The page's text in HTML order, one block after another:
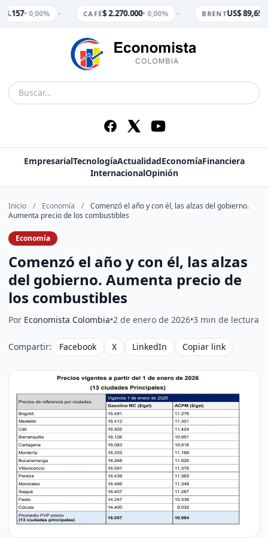
• 0,00% CAFÉ$ 2.270.000• 0,00% BRENTUS$ 89,65•
EmpresarialTecnologíaActualidadEconomíaFinanciera
InternacionalOpinión
Inicio / Economía /
Comenzó el año y con él, las alzas del gobierno.
Aumenta precio de los combustibles
Economía
Comenzó el año y con él, las alzas
del gobierno. Aumenta precio de
los combustibles
Por Economista Colombia•2 de enero de 2026•3 min de lectura
Compartir: Facebook X LinkedIn Copiar link